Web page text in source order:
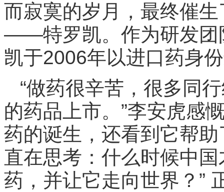
而寂寞的岁月，最终催
——特罗凯。作为研发团
凯于2006年以进口药身
“做药很辛苦，很多同
的药品上市。”李安虎感
药的诞生，还看到它帮
直在思考：什么时候中
药，并让它走向世界？”